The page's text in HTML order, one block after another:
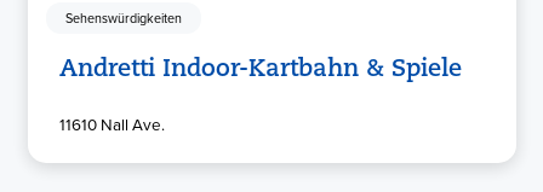
Sehenswürdigkeiten
Andretti Indoor-Kartbahn & Spiele
11610 Nall Ave.